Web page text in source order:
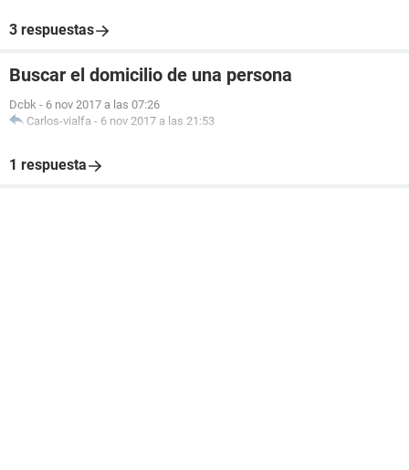
3 respuestas
Buscar el domicilio de una persona
Dcbk - 6 nov 2017 a las 07:26
Carlos-vialfa - 6 nov 2017 a las 21:53
1 respuesta